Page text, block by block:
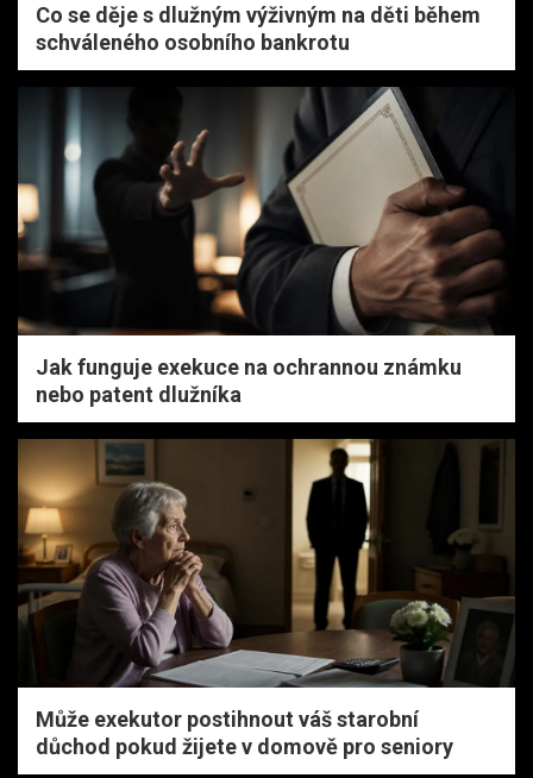
Co se děje s dlužným výživným na děti během
schváleného osobního bankrotu
Jak funguje exekuce na ochrannou známku
nebo patent dlužníka
Může exekutor postihnout váš starobní
důchod pokud žijete v domově pro seniory